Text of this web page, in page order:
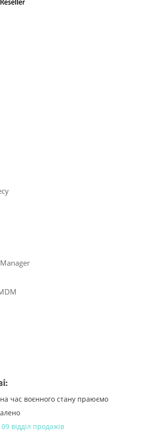
час воєнного стану праюємо
відділ продажів